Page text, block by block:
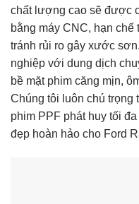
chất lượng cao sẽ được
bằng máy CNC, hạn chế
tránh rủi ro gây xước
nghiệp với dung dịch
bề mặt phim căng mịn,
Chúng tôi luôn chú trọng
phim PPF phát huy tối
đẹp hoàn hảo cho Ford